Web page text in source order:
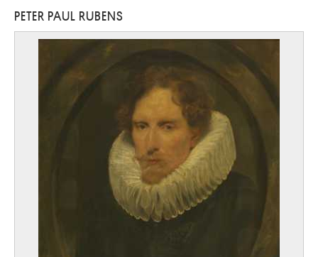
PETER PAUL RUBENS